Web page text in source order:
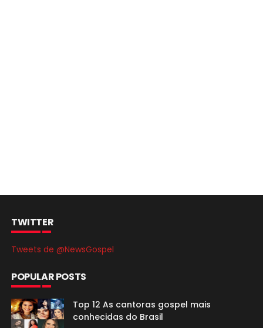
TWITTER
Tweets de @NewsGospel
POPULAR POSTS
Top 12 As cantoras gospel mais
conhecidas do Brasil